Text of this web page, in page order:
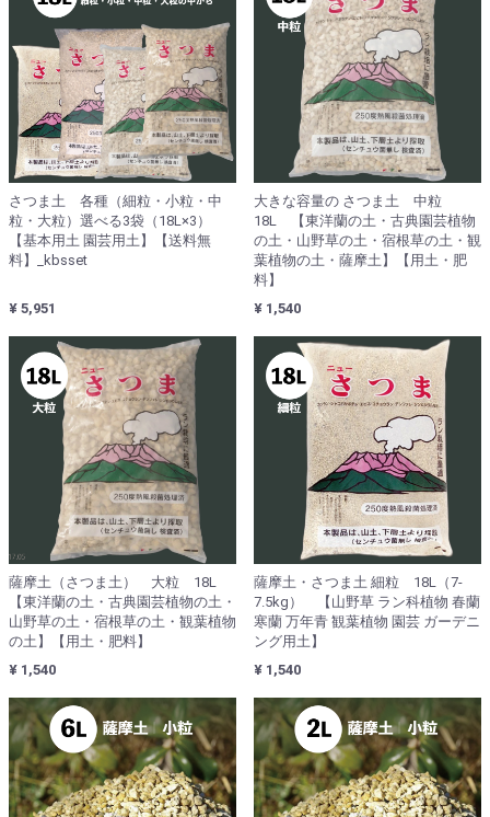
さつま土 各種（細粒・小粒・中
粒・大粒）選べる3袋（18L×3）
【基本用土 園芸用土】【送料無
料】_kbsset
¥ 5,951
大きな容量の さつま土 中粒
18L 【東洋蘭の土・古典園芸植物
の土・山野草の土・宿根草の土・観
葉植物の土・薩摩土】【用土・肥
料】
¥ 1,540
薩摩土（さつま土） 大粒 18L
【東洋蘭の土・古典園芸植物の土・
山野草の土・宿根草の土・観葉植物
の土】【用土・肥料】
¥ 1,540
薩摩土・さつま土 細粒 18L（7-
7.5kg） 【山野草 ラン科植物 春蘭
寒蘭 万年青 観葉植物 園芸 ガーデニ
ング用土】
¥ 1,540